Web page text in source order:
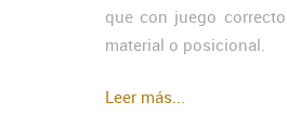
que con juego
material o posicional.
Leer más...